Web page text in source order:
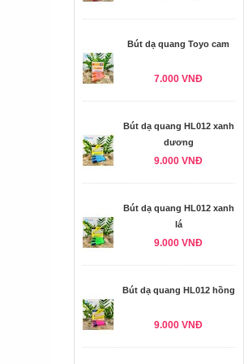
Bút dạ quang Toyo cam
7.000 VNĐ
Bút dạ quang HL012 xanh
dương
9.000 VNĐ
Bút dạ quang HL012 xanh
lá
9.000 VNĐ
Bút dạ quang HL012 hồng
9.000 VNĐ